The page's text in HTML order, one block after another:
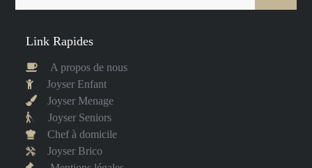
Link Rapides
A propos de nous
Joyser Enfant
Joyser Menage
Joyser Seniors
Chef à domicile
Joyser Brico